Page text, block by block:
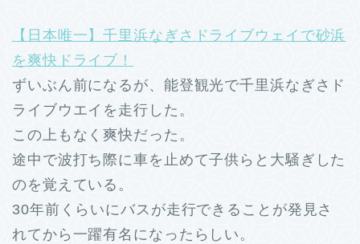
【日本唯一】千里浜なぎさドライブウェイで砂浜
を爽快ドライブ！
ずいぶん前になるが、能登観光で千里浜なぎさド
ライブウエイを走行した。
この上もなく爽快だった。
途中で波打ち際に車を止めて子供らと大騒ぎした
のを覚えている。
30年前くらいにバスが走行できることが発見さ
れてから一躍有名になったらしい。